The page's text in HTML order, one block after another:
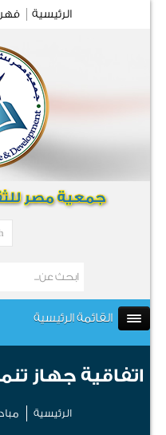
الرئيسية
القائمة الرئيسية
اتفاقية جهاز
الرئيسية